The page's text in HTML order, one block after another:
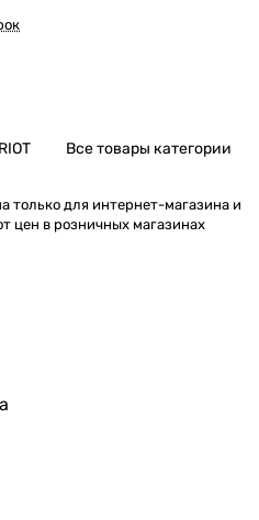
Все товары категории
только для интернет-магазина и
цен в розничных магазинах